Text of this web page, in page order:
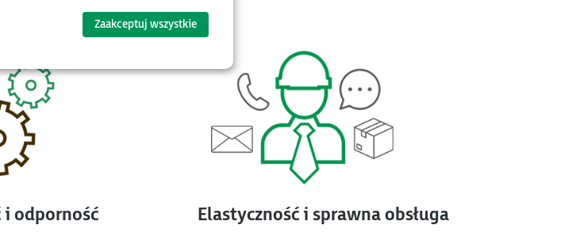
i odporność Elastyczność i sprawna obsługa
Zaakceptuj wszystkie